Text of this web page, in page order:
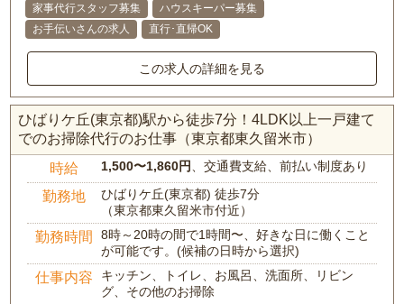
家事代行スタッフ募集
ハウスキーパー募集
お手伝いさんの求人
直行･直帰OK
この求人の詳細を見る
ひばりケ丘(東京都)駅から徒歩7分！4LDK以上一戸建て
でのお掃除代行のお仕事（東京都東久留米市）
時給 1,500〜1,860円 、交通費支給、前払い制度あり
勤務地
ひばりケ丘(東京都) 徒歩7分
（東京都東久留米市付近）
勤務時間
8時～20時の間で1時間〜、好きな日に働くこと
が可能です。(候補の日時から選択)
仕事内容
キッチン、トイレ、お風呂、洗面所、リビン
グ、その他のお掃除